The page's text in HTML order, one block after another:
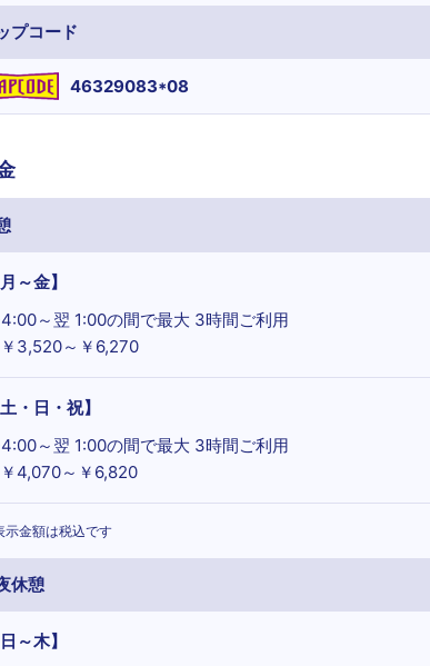
プコード
46329083*08
月～金】
4:00～翌 1:00の間で最大 3時間ご利用
￥3,520～￥6,270
土・日・祝】
4:00～翌 1:00の間で最大 3時間ご利用
￥4,070～￥6,820
示金額は税込です
休憩
日～木】